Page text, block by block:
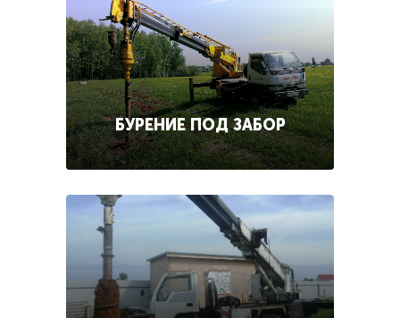
БУРЕНИЕ ПОД ЗАБОР